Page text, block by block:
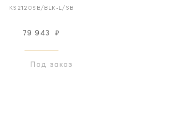
KS2120SB/BLK-L/SB
79 943 ₽
Под заказ